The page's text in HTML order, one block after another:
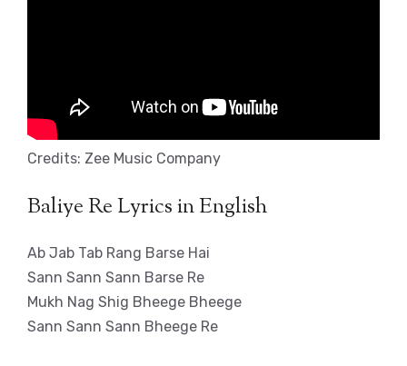
Credits: Zee Music Company
Baliye Re Lyrics in English
Ab Jab Tab Rang Barse Hai
Sann Sann Sann Barse Re
Mukh Nag Shig Bheege Bheege
Sann Sann Sann Bheege Re